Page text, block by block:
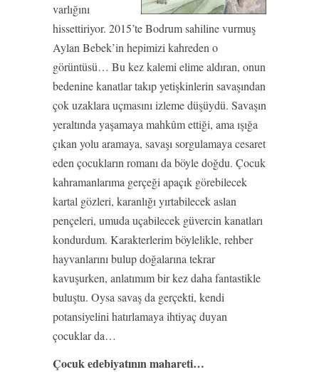
varlığını
hissettiriyor. 2015’te Bodrum sahiline vurmuş
Aylan Bebek’in hepimizi kahreden o
görüntüsü… Bu kez kalemi elime aldıran, onun
bedenine kanatlar takıp yetişkinlerin savaşından
çok uzaklara uçmasını izleme düşüydü. Savaşın
yeraltında yaşamaya mahkûm ettiği, ama ışığa
çıkan yolu aramaya, savaşı sorgulamaya cesaret
eden çocukların romanı da böyle doğdu. Çocuk
kahramanlarıma gerçeği apaçık görebilecek
kartal gözleri, karanlığı yırtabilecek aslan
pençeleri, umuda uçabilecek güvercin kanatları
kondurdum. Karakterlerim böylelikle, rehber
hayvanlarını bulup doğalarına tekrar
kavuşurken, anlatımım bir kez daha fantastikle
buluştu. Oysa savaş da gerçekti, kendi
potansiyelini hatırlamaya ihtiyaç duyan
çocuklar da…
Çocuk edebiyatının mahareti…